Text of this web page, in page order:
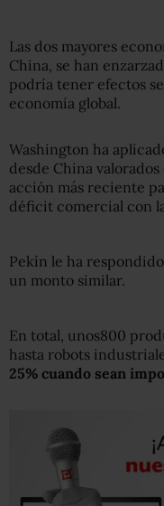
Las dos mayores
China, se han
podría tener efectos
economía global.
Washington ha
desde China
acción más reciente
déficit comercial con
Pekín le ha
un monto similar.
En total, unos800
hasta robots
25% cuando sean